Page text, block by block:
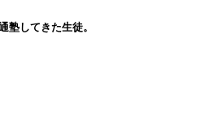
塾してきた生徒。